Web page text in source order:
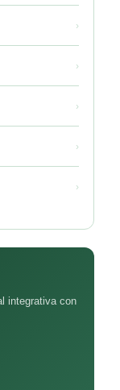
›
›
›
›
›
integrativa con